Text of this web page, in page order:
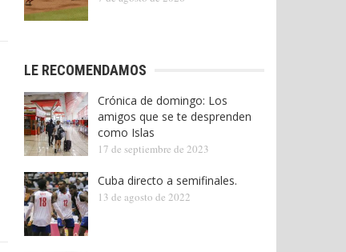
LE RECOMENDAMOS
Crónica de domingo: Los
amigos que se te desprenden
como Islas
17 de septiembre de 2023
Cuba directo a semifinales.
13 de agosto de 2022